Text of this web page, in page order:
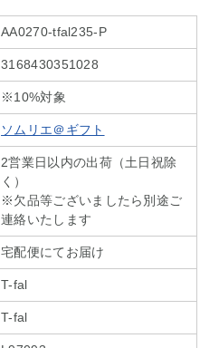
AA0270-tfal235-P
3168430351028
※10%対象
ソムリエ＠ギフト
2営業日以内の出荷（土日祝除
く）
※欠品等ございましたら別途ご
連絡いたします
宅配便にてお届け
T-fal
T-fal